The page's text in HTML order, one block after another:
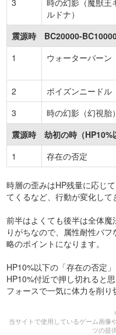
3
時の幻影（魔獣王
ルドナ）
震源時 BC20000-
1
ウォーターバーン
2
ポイズンニードル
3
時の幻影（幻視胎）
震源時 劫初の時（HP10%
1
存在の否定
時層の歪みはHP残量に応じ
てくるなど、行動が変化して
前半はよくても後半は全体
りがちなので、属性耐性バ
略のポイントになります。
HP10%以下の「存在の否定
HP10%付近で押し切れると
フォースで一気に体力を削り
当サイトで使用しているゲーム画像
ツの提